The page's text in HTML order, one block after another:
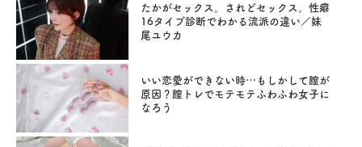
たかがセックス。されどセックス。性癖
16タイプ診断でわかる流派の違い／妹
尾ユウカ
いい恋愛ができない時…もしかして膣が
原因？膣トレでモテモテふわふわ女子に
なろう